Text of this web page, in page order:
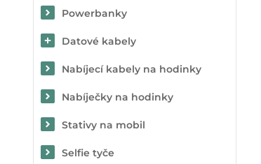
Powerbanky
Datové kabely
Nabíjecí kabely na hodinky
Nabíječky na hodinky
Stativy na mobil
Selfie tyče